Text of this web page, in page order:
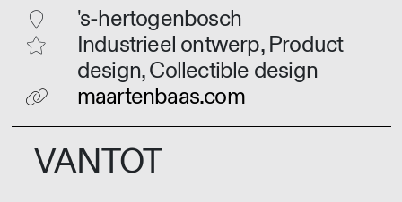
's-hertogenbosch
Industrieel ontwerp, Product
design, Collectible design
maartenbaas.com
VANTOT